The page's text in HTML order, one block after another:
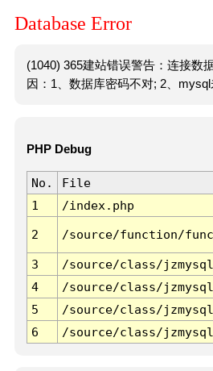
Database Error
(1040) 365建站错误警告：连接数
因：1、数据库密码不对; 2、mysql
PHP Debug
No. File
1
/index.php
2 /source/function/
3 /source/class/
4
/source/class/
5
/source/class/
6
/source/class/